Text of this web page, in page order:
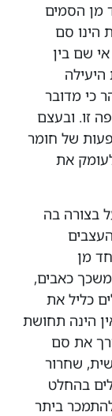
מן הסמים
הינו סם
שם בין
היעילה
כי מדובר
זו. ובעצם
של חומר
את
בצורה בה
מן
כאבים,
כליל את
הינה תחושת
את סם
שחרור
בהחלט
ביתר